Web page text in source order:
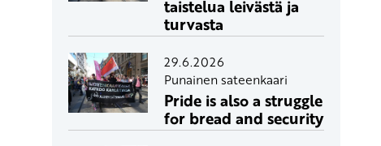
taistelua leivästä ja
turvasta
29.6.2026
Punainen sateenkaari
Pride is also a struggle
for bread and security